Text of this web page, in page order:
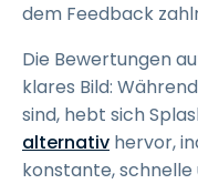
dem Feedback
Die Bewertungen
klares Bild:
sind, hebt sich
alternativ hervor,
konstante, schnelle